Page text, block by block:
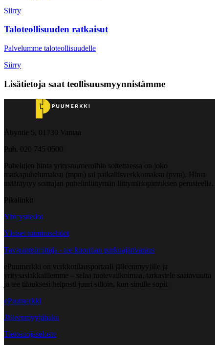
Siirry
Taloteollisuuden ratkaisut
Palvelumme taloteollisuudelle
Siirry
Lisätietoja saat teollisuusmyynnistämme
Åbyntie 5, 01730 Vantaa
Puh. 020 745 0500
Puhelujen hinta yritysnumeroihin soitettaessa on joko
matkapuhelumaksu (mpm) tai paikallisverkkomaksu (pvm). Hinta
määräytyy soittajan puhelinliittymän liittymäsopimuksen perusteella.
Pikalinkit
Yhteystiedot
Yleiset toimitusehdot
Tavarantoimittaja - tee kuorman purkuajanvaraus
ePuumerkki on verkkotilausportaali jälleenmyyjille ja
yritysasiakkaillemme – selaa tuotevalikoimaa, tarkastele saatavuutta
ja tee tilauksesi helposti juuri silloin, kun sinulle sopii.
ePuumerkki
Jälleenmyyjähaku
Tietosuojaseloste